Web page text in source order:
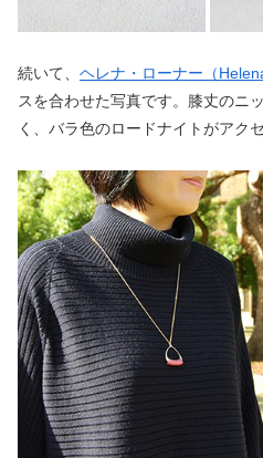
続いて、 ヘレナ・ローナー（
スを合わせた写真です。膝丈のニ
く、バラ色のロードナイトがアク